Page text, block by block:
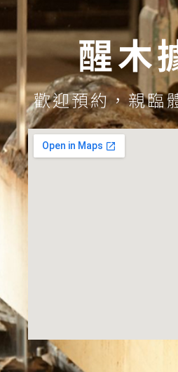
醒木
歡迎預約，親臨